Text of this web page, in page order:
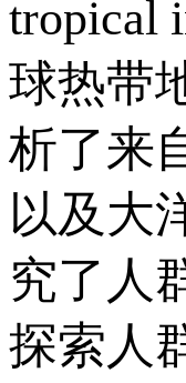
tropical
球热带
析了来
以及大
究了人
探索人